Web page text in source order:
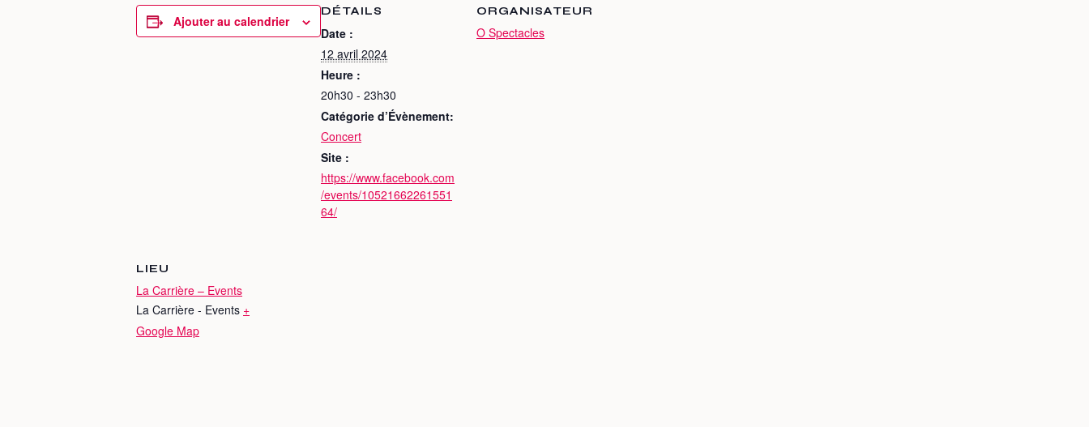
Ajouter au calendrier
DÉTAILS
Date :
12 avril 2024
Heure :
20h30 - 23h30
Catégorie d’Évènement:
Concert
Site :
https://www.facebook.com
/events/10521662261551
64/
ORGANISATEUR
O Spectacles
LIEU
La Carrière – Events
La Carrière - Events +
Google Map